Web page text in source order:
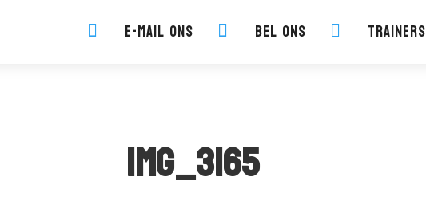
 E-mail ons  Bel ons  Trainers
IMG_3165